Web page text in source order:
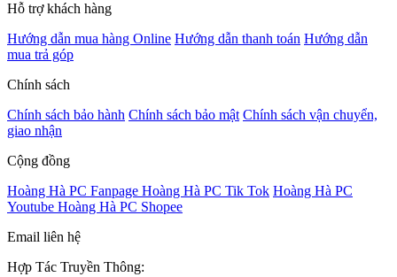
Hỗ trợ khách hàng
Hướng dẫn mua hàng Online Hướng dẫn thanh toán Hướng dẫn
mua trả góp
Chính sách
Chính sách bảo hành Chính sách bảo mật Chính sách vận chuyển,
giao nhận
Cộng đồng
Hoàng Hà PC Fanpage Hoàng Hà PC Tik Tok Hoàng Hà PC
Youtube Hoàng Hà PC Shopee
Email liên hệ
Hợp Tác Truyền Thông: